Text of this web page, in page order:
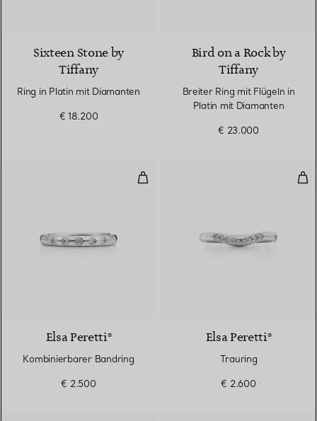
Sixteen Stone by
Tiffany
Ring in Platin mit Diamanten
€ 18.200
Bird on a Rock by
Tiffany
Breiter Ring mit Flügeln in
Platin mit Diamanten
€ 23.000
Kombinierbarer Bandring
Elsa Peretti®
Kombinierbarer Bandring
€ 2.500
Elsa Peretti®
Trauring
€ 2.600